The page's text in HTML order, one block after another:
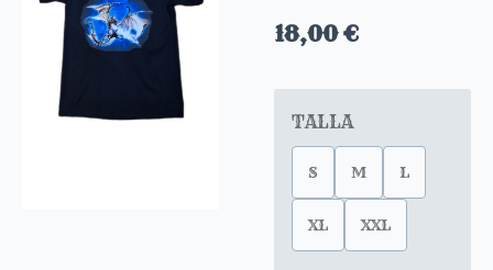
18,00 €
TALLA
S M L
XL XXL